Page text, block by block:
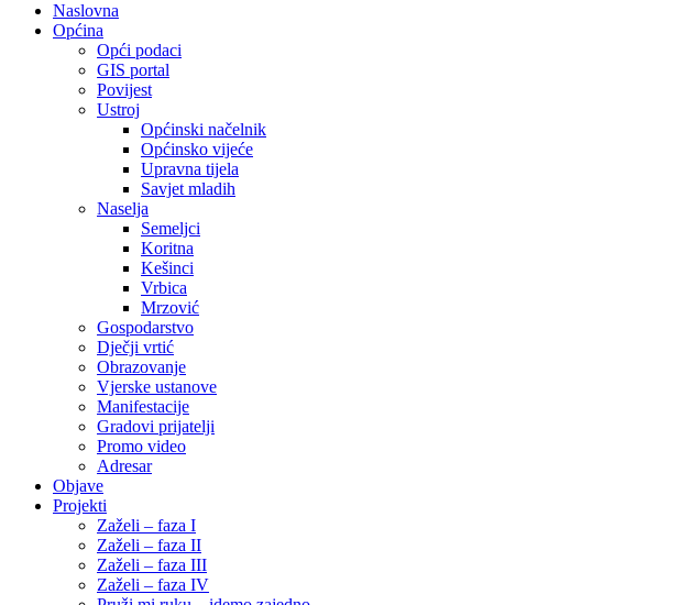
Naslovna
Općina
Opći podaci
GIS portal
Povijest
Ustroj
Općinski načelnik
Općinsko vijeće
Upravna tijela
Savjet mladih
Naselja
Semeljci
Koritna
Kešinci
Vrbica
Mrzović
Gospodarstvo
Dječji vrtić
Obrazovanje
Vjerske ustanove
Manifestacije
Gradovi prijatelji
Promo video
Adresar
Objave
Projekti
Zaželi – faza I
Zaželi – faza II
Zaželi – faza III
Zaželi – faza IV